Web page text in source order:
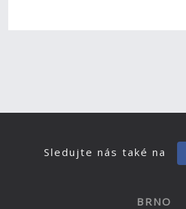
Sledujte nás také na
BRNO